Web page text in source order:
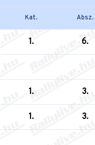
Kat. Absz.
1. 6.
1. 3.
1. 3.